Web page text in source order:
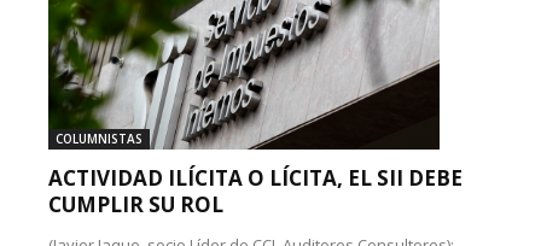
COLUMNISTAS
ACTIVIDAD ILÍCITA O LÍCITA, EL SII DEBE
CUMPLIR SU ROL